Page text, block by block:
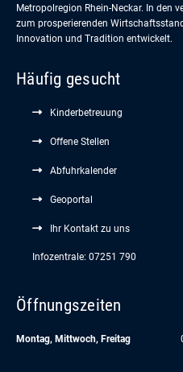
Metropolregion Rhein-Neckar. In den
zum prosperierenden
Innovation und Tradition entwickelt.
Häufig gesucht
Kinderbetreuung
Offene Stellen
Abfuhrkalender
Geoportal
Ihr Kontakt zu uns
Infozentrale: 07251 790
Öffnungszeiten
Montag, Mittwoch, Freitag